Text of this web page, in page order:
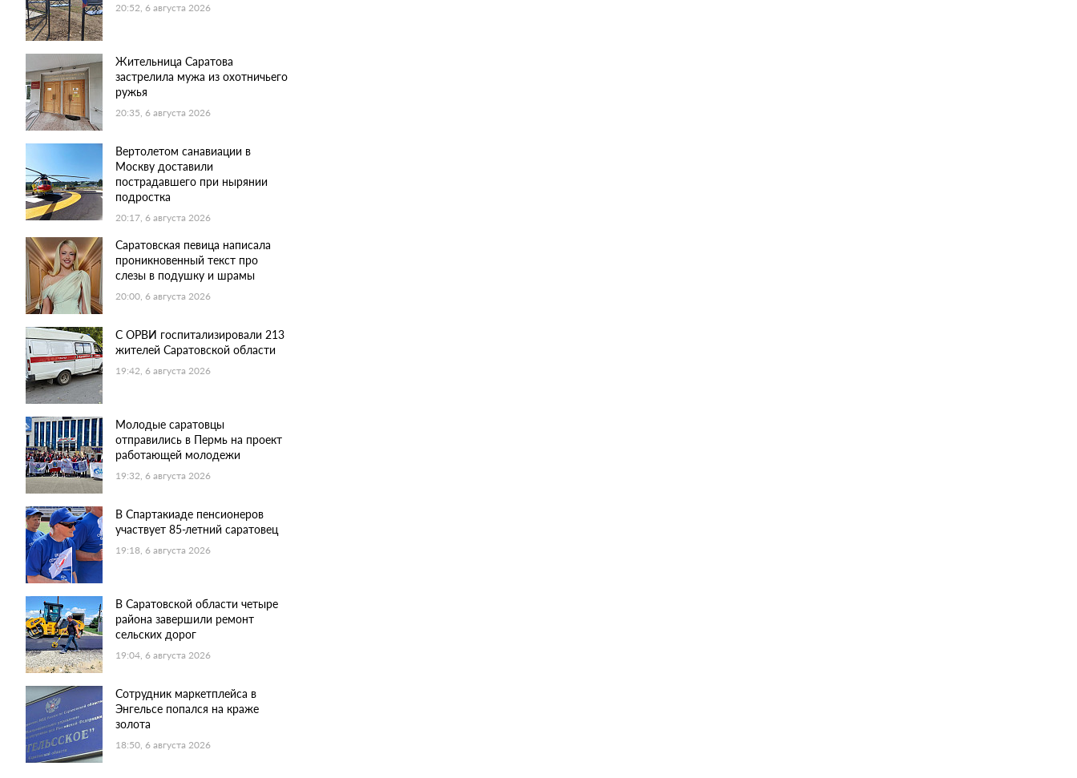
20:52, 6 августа 2026
Жительница Саратова
застрелила мужа из охотничьего
ружья
20:35, 6 августа 2026
Вертолетом санавиации в
Москву доставили
пострадавшего при нырянии
подростка
20:17, 6 августа 2026
Саратовская певица написала
проникновенный текст про
слезы в подушку и шрамы
20:00, 6 августа 2026
С ОРВИ госпитализировали 213
жителей Саратовской области
19:42, 6 августа 2026
Молодые саратовцы
отправились в Пермь на проект
работающей молодежи
19:32, 6 августа 2026
В Спартакиаде пенсионеров
участвует 85-летний саратовец
19:18, 6 августа 2026
В Саратовской области четыре
района завершили ремонт
сельских дорог
19:04, 6 августа 2026
Сотрудник маркетплейса в
Энгельсе попался на краже
золота
18:50, 6 августа 2026